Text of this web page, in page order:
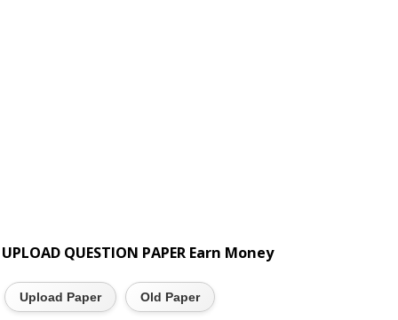
UPLOAD QUESTION PAPER Earn Money
Upload Paper Old Paper